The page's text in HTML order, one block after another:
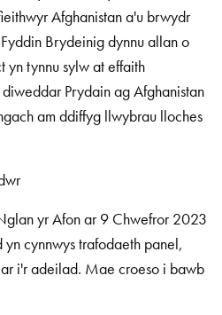
Afghanistan a'u brwydr
Brydeinig dynnu allan o
yn tynnu sylw at effaith
Prydain ag Afghanistan
am ddiffyg llwybrau lloches
yr Afon ar 9 Chwefror 2023
cynnwys trafodaeth panel,
i'r adeilad. Mae croeso i bawb